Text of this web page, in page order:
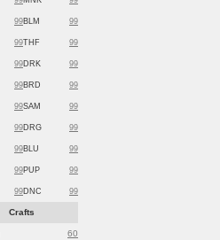
99BLM 99
99THF 99
99DRK 99
99BRD 99
99SAM 99
99DRG 99
99BLU 99
99PUP 99
99DNC 99
Crafts
60